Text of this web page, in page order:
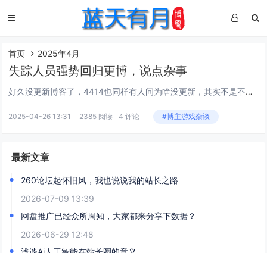
首页 2025年4月
失踪人员强势回归更博，说点杂事
好久没更新博客了，4414也同样有人问为啥没更新，其实不是不更新，是真的太忙了。说失踪并不是真失踪，依然在各类微信群中活跃，只是上4414基本很少看帖了，偶尔回复一两贴。最近事情确实多，首先是网站折腾备案，把网站主题改版+优化，半手工更新下...
2025-04-26 13:31 2385 阅读 4 评论 #博主游戏杂谈
最新文章
260论坛起怀旧风，我也说说我的站长之路
2026-07-09 13:39
网盘推广已经众所周知，大家都来分享下数据？
2026-06-29 12:48